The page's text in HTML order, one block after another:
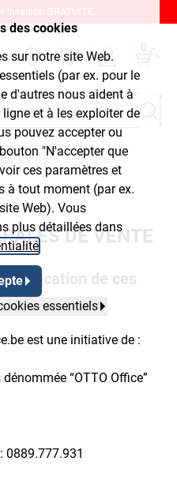
des cookies
sur notre site Web.
(par ex. pour le
d'autres nous aident à
et à les exploiter de
pouvez accepter ou
"N'accepter que
ces paramètres et
à tout moment (par ex.
Web). Vous
plus détaillées dans
.
essentiels
livraison GRATUITE.
0
Vente
DE VENTE
de ces
est une initiative de :
“OTTO Office”
0889.777.931